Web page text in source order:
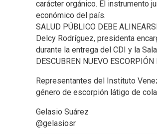
carácter orgánico. El instrumento
económico del país.
SALUD PÚBLICO DEBE
Delcy Rodríguez, presidenta
durante la entrega del CDI y la
DESCUBREN NUEVO
Representantes del Instituto
género de escorpión látigo de
Gelasio Suárez
@gelasiosr